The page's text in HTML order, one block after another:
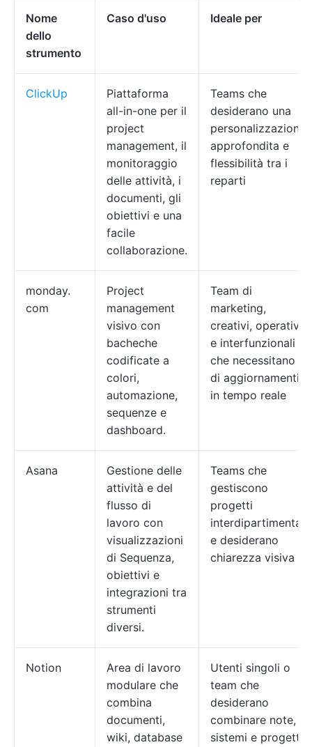
Nome
dello
strumento
Caso d'uso Ideale per
ClickUp
Piattaforma
all-in-one per il
project
management, il
monitoraggio
delle attività, i
documenti, gli
obiettivi e una
facile
collaborazione.
Teams che
desiderano una
personalizzazione
approfondita e
flessibilità tra i
reparti
monday.
com
Project
management
visivo con
bacheche
codificate a
colori,
automazione,
sequenze e
dashboard.
Team di
marketing,
creativi, operativi
e interfunzionali
che necessitano
di aggiornamenti
in tempo reale
Asana
Gestione delle
attività e del
flusso di
lavoro con
visualizzazioni
di Sequenza,
obiettivi e
integrazioni tra
strumenti
diversi.
Teams che
gestiscono
progetti
interdipartimentali
e desiderano
chiarezza visiva
Notion
Area di lavoro
modulare che
combina
documenti,
wiki, database
Utenti singoli o
team che
desiderano
combinare note,
sistemi e progetti